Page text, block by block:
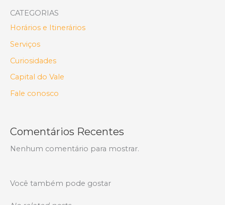
CATEGORIAS
Horários e Itinerários
Serviços
Curiosidades
Capital do Vale
Fale conosco
Comentários Recentes
Nenhum comentário para mostrar.
Você também pode gostar